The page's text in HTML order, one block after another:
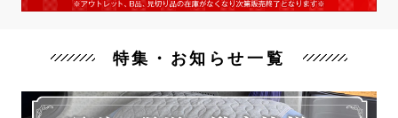
特集・お知らせ一覧